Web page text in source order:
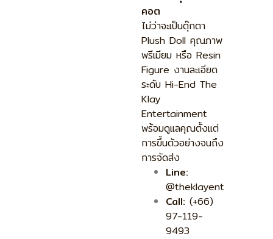
คอต
ไม่ว่าจะเป็นตุ๊กตา
Plush Doll คุณภาพ
พรีเมียม หรือ Resin
Figure งานละเอียด
ระดับ Hi-End The
Klay
Entertainment
พร้อมดูแลคุณตั้งแต่
การขึ้นตัวอย่างจนถึง
การจัดส่ง
Line:
@theklayent
Call: (+66)
97-119-
9493